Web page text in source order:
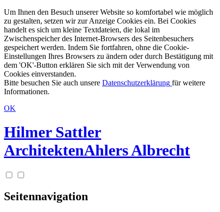
Um Ihnen den Besuch unserer Website so komfortabel wie möglich
zu gestalten, setzen wir zur Anzeige Cookies ein. Bei Cookies
handelt es sich um kleine Textdateien, die lokal im
Zwischenspeicher des Internet-Browsers des Seitenbesuchers
gespeichert werden. Indem Sie fortfahren, ohne die Cookie-
Einstellungen Ihres Browsers zu ändern oder durch Bestätigung mit
dem 'OK'-Button erklären Sie sich mit der Verwendung von
Cookies einverstanden.
Bitte besuchen Sie auch unsere Datenschutzerklärung für weitere
Informationen.
OK
Hilmer Sattler
ArchitektenAhlers Albrecht
Seitennavigation